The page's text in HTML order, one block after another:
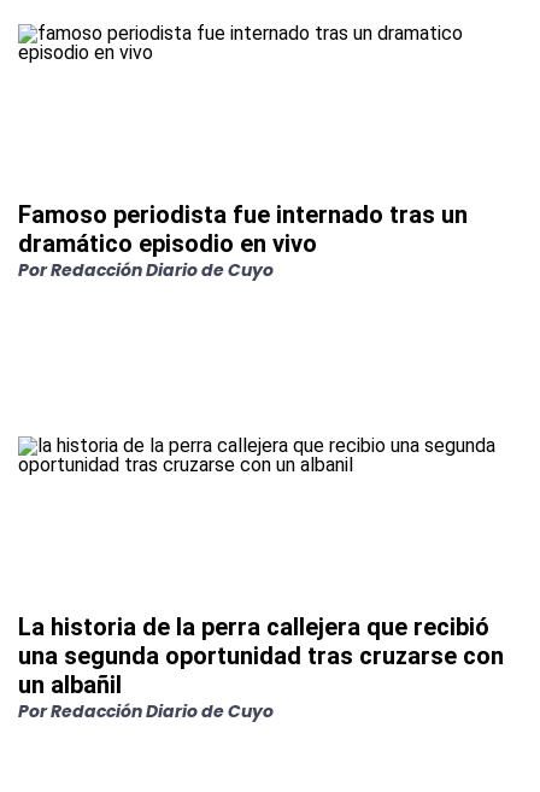
Famoso periodista fue internado tras un
dramático episodio en vivo
PorRedacción Diario de Cuyo
La historia de la perra callejera que recibió
una segunda oportunidad tras cruzarse con
un albañil
PorRedacción Diario de Cuyo